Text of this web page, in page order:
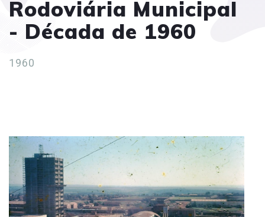
Rodoviária Municipal
- Década de 1960
1960